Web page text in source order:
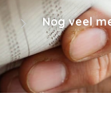
Nog veel